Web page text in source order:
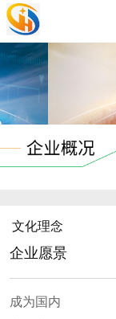
文化理念
企业愿景
成为国内